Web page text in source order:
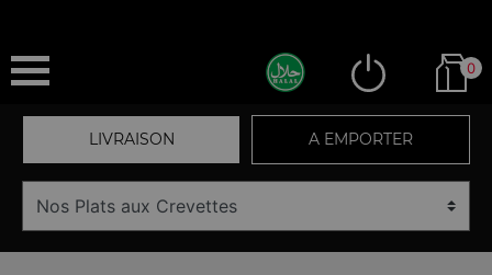
0
LIVRAISON A EMPORTER